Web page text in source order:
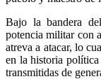
Bajo la bandera
potencia militar con
atreva a atacar, lo
en la historia política
transmitidas de